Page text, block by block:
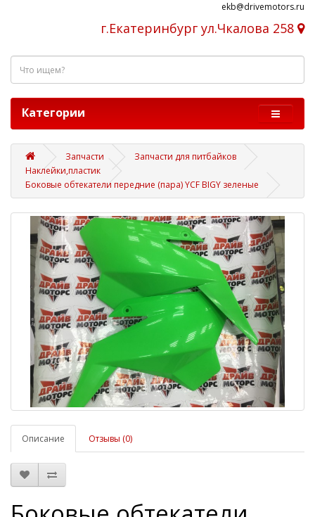
ekb@drivemotors.ru
г.Екатеринбург ул.Чкалова 258
Категории
Запчасти
Запчасти для питбайков
Наклейки,пластик
Боковые обтекатели передние (пара) YCF BIGY зеленые
Описание Отзывы (0)